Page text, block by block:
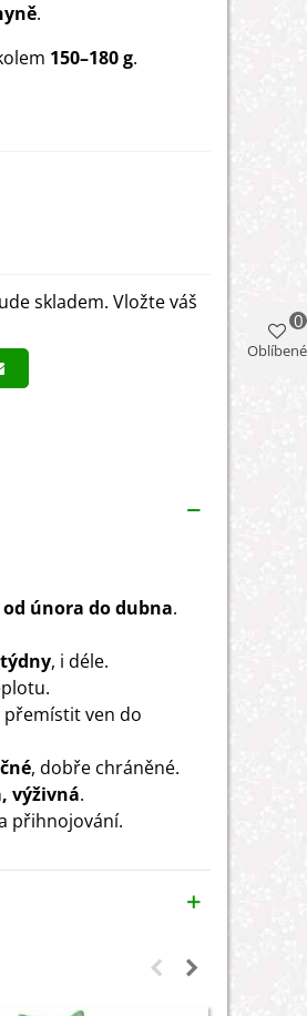
.
150–180 g.
skladem. Vložte váš
od února do dubna.
týdny, i déle.
přemístit ven do
, dobře chráněné.
výživná.
přihnojování.
Oblíbené
0